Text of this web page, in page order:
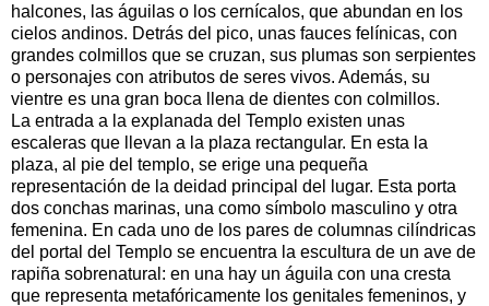
halcones, las águilas o los cernícalos, que abundan en los
cielos andinos. Detrás del pico, unas fauces felínicas, con
grandes colmillos que se cruzan, sus plumas son serpientes
o personajes con atributos de seres vivos. Además, su
vientre es una gran boca llena de dientes con colmillos.
La entrada a la explanada del Templo existen unas
escaleras que llevan a la plaza rectangular. En esta la
plaza, al pie del templo, se erige una pequeña
representación de la deidad principal del lugar. Esta porta
dos conchas marinas, una como símbolo masculino y otra
femenina. En cada uno de los pares de columnas cilíndricas
del portal del Templo se encuentra la escultura de un ave de
rapiña sobrenatural: en una hay un águila con una cresta
que representa metafóricamente los genitales femeninos, y